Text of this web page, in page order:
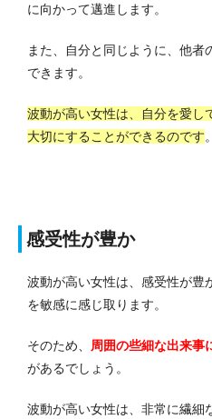
に向かって邁進します。
また、自分と同じように、他者
できます。
波動が高い女性は、自分を愛し
大切にすることができるのです。
感受性が豊か
波動が高い女性は、感受性が豊
を敏感に感じ取ります。
そのため、 周囲の些細な出来事
があるでしょう。
波動が高い女性は、非常に繊細